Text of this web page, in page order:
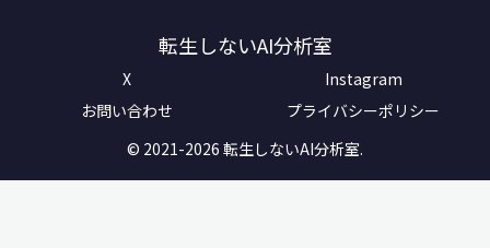
転生しないAI分析室
X
Instagram
お問い合わせ
プライバシーポリシー
© 2021-2026 転生しないAI分析室.